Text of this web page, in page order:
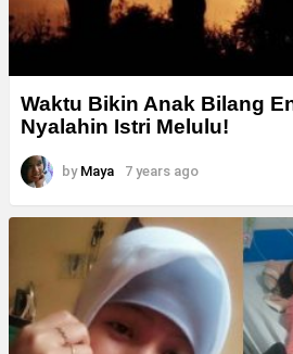
Waktu Bikin Anak Bilang
Nyalahin Istri Melulu!
by Maya 7 years ago